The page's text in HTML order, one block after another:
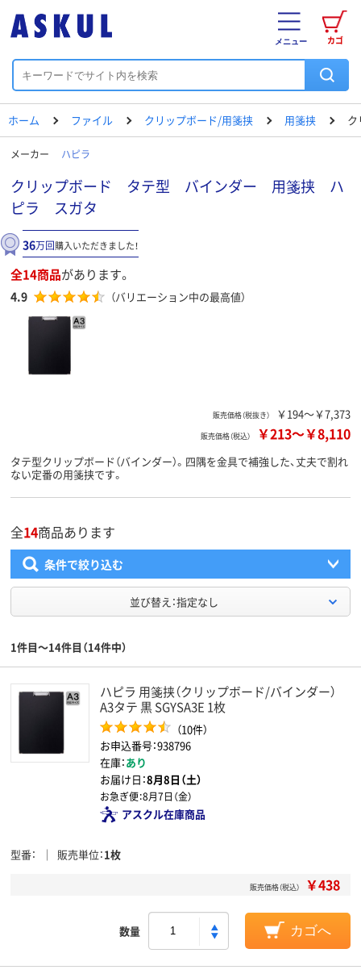
カゴ
メニュー
ホーム ファイル クリップボード/用箋挟 用箋挟
メーカー ハピラ
クリップボード タテ型 バインダー 用箋挟 ハ
ピラ スガタ
36万回購入いただきました！
全14商品があります。
4.9 （バリエーション中の最高値）
販売価格（税抜き） ￥194～￥7,373
販売価格（税込） ￥213～￥8,110
タテ型クリップボード（バインダー）。四隅を金具で補強した、丈夫で割れ
ない定番の用箋挟です。
全14商品あります
条件で絞り込む
並び替え：指定なし
1件目～14件目（14件中）
ハピラ 用箋挟（クリップボード/バインダー）
A3タテ 黒 SGYSA3E 1枚
（10件）
お申込番号：938796
在庫：あり
お届け日：8月8日（土）
お急ぎ便：8月7日（金）
アスクル在庫商品
型番 販売単位 1枚
販売価格（税込） ￥438
数量 カゴへ